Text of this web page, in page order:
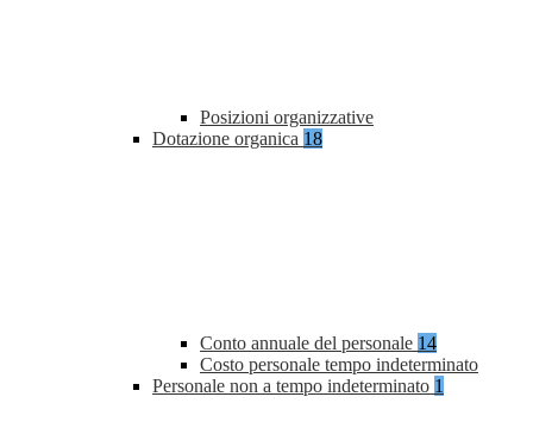
Posizioni organizzative
Dotazione organica 18
Conto annuale del personale 14
Costo personale tempo indeterminato
Personale non a tempo indeterminato 1